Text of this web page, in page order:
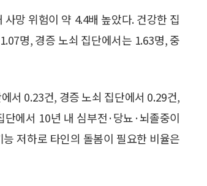
망 위험이 약 4.4배 높았다. 건강한 집
명, 경증 노쇠 집단에서는 1.63명, 중
서 0.23건, 경증 노쇠 집단에서 0.29건,
에서 10년 내 심부전·당뇨·뇌졸중이
저하로 타인의 돌봄이 필요한 비율은